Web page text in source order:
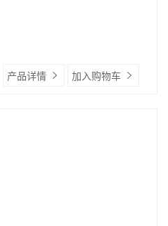
产品详情 加入购物车